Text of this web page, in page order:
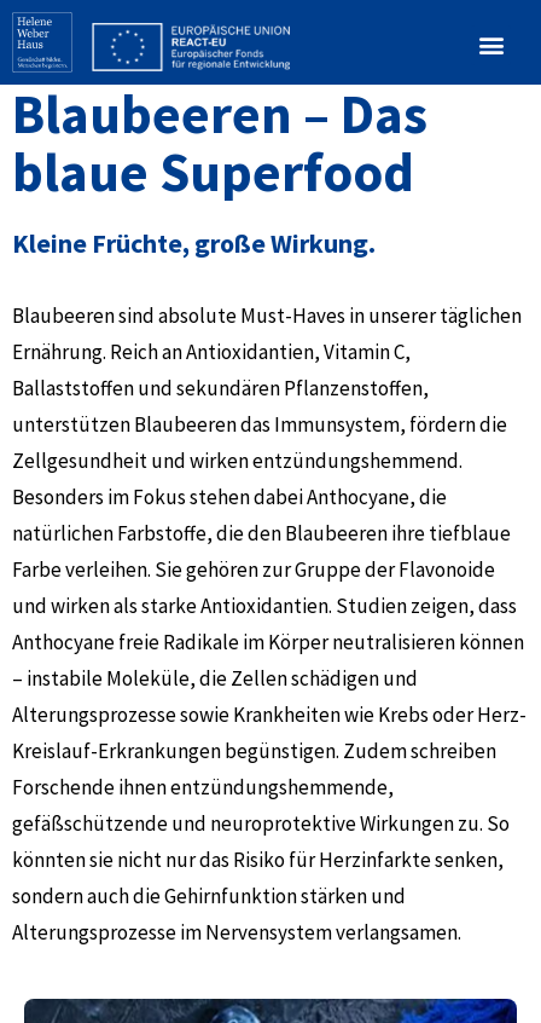
Blaubeeren – Das
blaue Superfood
Kleine Früchte, große Wirkung.
Blaubeeren sind absolute Must-Haves in unserer täglichen
Ernährung. Reich an Antioxidantien, Vitamin C,
Ballaststoffen und sekundären Pflanzenstoffen,
unterstützen Blaubeeren das Immunsystem, fördern die
Zellgesundheit und wirken entzündungshemmend.
Besonders im Fokus stehen dabei Anthocyane, die
natürlichen Farbstoffe, die den Blaubeeren ihre tiefblaue
Farbe verleihen. Sie gehören zur Gruppe der Flavonoide
und wirken als starke Antioxidantien. Studien zeigen, dass
Anthocyane freie Radikale im Körper neutralisieren können
– instabile Moleküle, die Zellen schädigen und
Alterungsprozesse sowie Krankheiten wie Krebs oder Herz-
Kreislauf-Erkrankungen begünstigen. Zudem schreiben
Forschende ihnen entzündungshemmende,
gefäßschützende und neuroprotektive Wirkungen zu. So
könnten sie nicht nur das Risiko für Herzinfarkte senken,
sondern auch die Gehirnfunktion stärken und
Alterungsprozesse im Nervensystem verlangsamen.